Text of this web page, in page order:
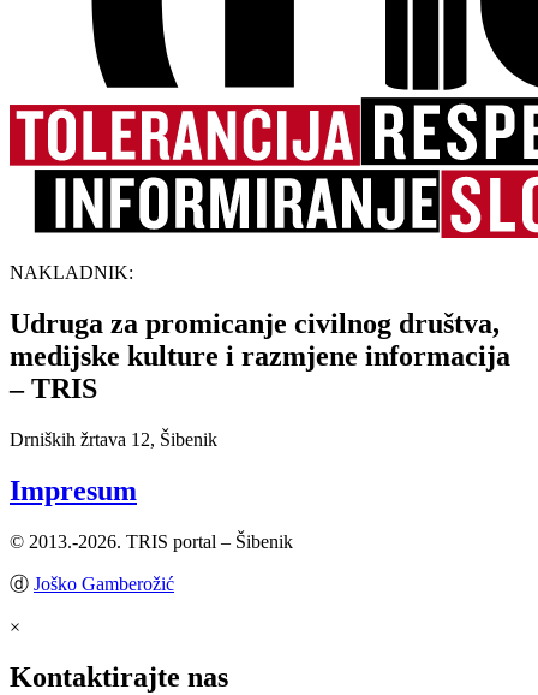
NAKLADNIK:
Udruga za promicanje civilnog društva,
medijske kulture i razmjene informacija
– TRIS
Drniških žrtava 12, Šibenik
Impresum
© 2013.-2026. TRIS portal – Šibenik
ⓓ Joško Gamberožić
×
Kontaktirajte nas